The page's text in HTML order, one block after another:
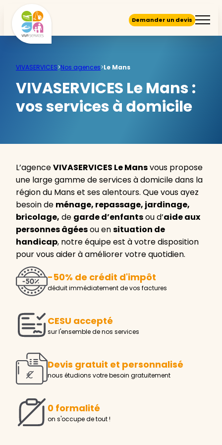
Demander un devis
VIVASERVICES>Nos agences>Le Mans
VIVASERVICES Le Mans :
vos services à domicile
L’agenceVIVASERVICES Le Mansvous propose
une large gamme de services à domicile dans la
région du Mans et ses alentours. Que vous ayez
besoin de ménage, repassage, jardinage,
bricolage, de garde d’enfantsou d’aide aux
personnes âgéesou ensituation de
handicap, notre équipe est à votre disposition
pour vous aider à améliorer votre quotidien.
-50% de crédit d'impôt
déduit immédiatement de vos factures
CESU accepté
sur l'ensemble de nos services
Devis gratuit et personnalisé
nous étudions votre besoin gratuitement
0 formalité
on s'occupe de tout !